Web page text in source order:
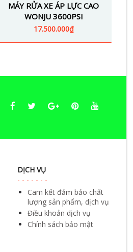
MÁY RỬA XE ÁP LỰC CAO
WONJU 3600PSI
17.500.000₫
DỊCH VỤ
Cam kết đảm bảo chất
lượng sản phẩm, dịch vụ
Điều khoản dịch vụ
Chính sách bảo mật